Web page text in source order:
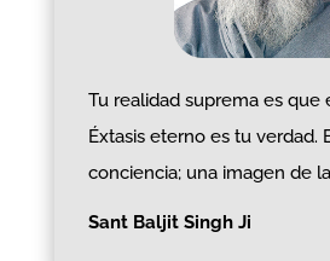
Tu realidad suprema es que
Éxtasis eterno es tu verdad.
conciencia; una imagen de
Sant Baljit Singh Ji